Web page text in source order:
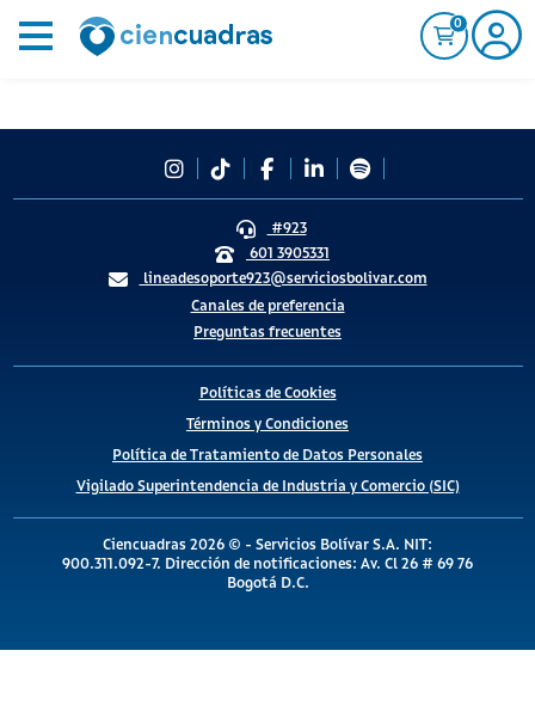
0
#923
601 3905331
lineadesoporte923@serviciosbolivar.com
Canales de preferencia
Preguntas frecuentes
Políticas de Cookies
Términos y Condiciones
Política de Tratamiento de Datos Personales
Vigilado Superintendencia de Industria y Comercio (SIC)
Ciencuadras 2026 © - Servicios Bolívar S.A. NIT:
900.311.092-7. Dirección de notificaciones: Av. Cl 26 # 69 76
Bogotá D.C.